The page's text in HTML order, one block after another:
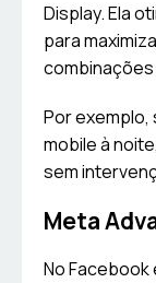
Display. Ela
para
combinações
Por exemplo,
mobile à
sem
Meta
No Facebook